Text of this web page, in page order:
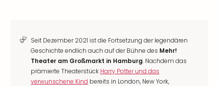
Seit Dezember 2021 ist die Fortsetzung der legendären
Geschichte endlich auch auf der Bühne des Mehr!
Theater am Großmarkt in Hamburg. Nachdem das
prämierte Theaterstück Harry Potter und das
verwunschene Kind bereits in London, New York,